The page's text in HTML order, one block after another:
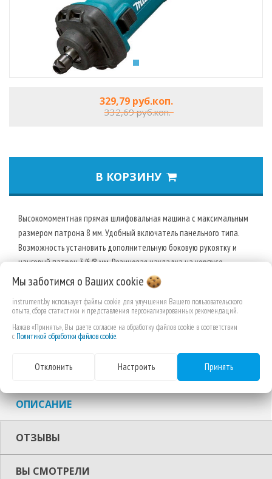
329,79 руб.коп.
332,69 руб.коп.
В КОРЗИНУ
Высокомоментная прямая шлифовальная машина с максимальным
размером патрона 8 мм. Удобный включатель панельного типа.
Возможность установить дополнительную боковую рукоятку и
цанговый патрон 3/6/8 мм. Резиновая накладка на корпусе
редуктора снижает де
ОПИСАНИЕ
ОТЗЫВЫ
ВЫ СМОТРЕЛИ
Мы заботимся о Вашихcookie
instrument.by использует файлы cookie для улучшения Вашего пользовательского
опыта, сбора статистики и представления персонализированных рекомендаций.
Нажав «Принять», Вы даете согласие на обработку файлов cookie в соответствии
с Политикой обработки файлов cookie.
Отклонить Настроить Принять